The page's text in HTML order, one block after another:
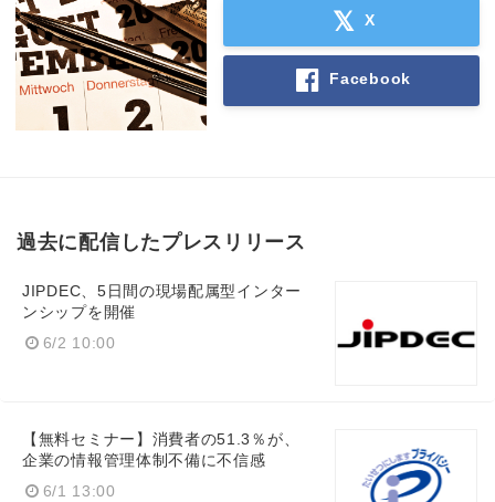
X
Facebook
過去に配信したプレスリリース
JIPDEC、5日間の現場配属型インター
ンシップを開催
6/2 10:00
【無料セミナー】消費者の51.3％が、
企業の情報管理体制不備に不信感
6/1 13:00